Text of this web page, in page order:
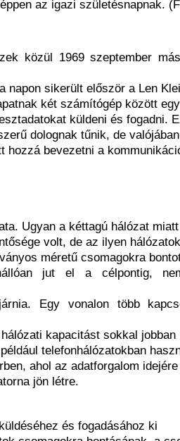
az igazi születésnapnak.
közül 1969 szeptember
napon sikerült először a Len
két számítógép között
küldeni és fogadni.
dolognak tűnik, de
hozzá bevezetni a
Ugyan a kéttagú hálózat
volt, de az ilyen
méretű csomagokra
jut el a célpontig,
Egy vonalon több
kapacitást sokkal jobban
telefonhálózatokban
ahol az adatforgalom
jön létre.
és fogadásához ki